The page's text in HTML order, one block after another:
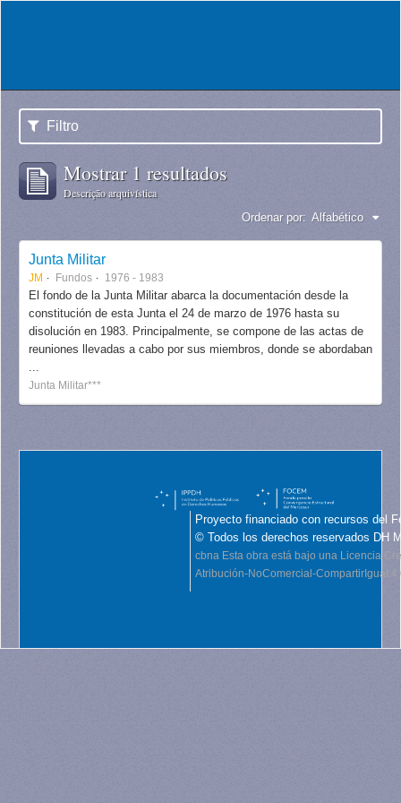
Filtro
Mostrar 1 resultados
Descrição arquivística
Ordenar por: Alfabético
Junta Militar
JM Fundos 1976 - 1983
El fondo de la Junta Militar abarca la documentación desde la
constitución de esta Junta el 24 de marzo de 1976 hasta su
disolución en 1983. Principalmente, se compone de las actas de
reuniones llevadas a cabo por sus miembros, donde se abordaban
...
Junta Militar***
Proyecto financiado con recursos del
© Todos los derechos reservados DH
cbna Esta obra está bajo una Licencia
Atribución-NoComercial-CompartirIgual